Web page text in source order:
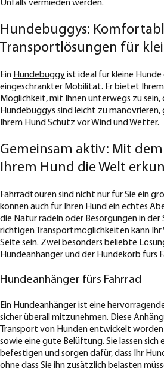
Unfalls vermieden werden.
Hundebuggys:
Transportlösungen für
Ein Hundebuggyist ideal für kleine
eingeschränkter Mobilität. Er bietet
Möglichkeit, mit Ihnen unterwegs zu sein,
Hundebuggys sind leicht zu
Ihrem Hund Schutz vor Wind und Wetter.
Gemeinsam aktiv: Mit
Ihrem Hund die Welt
Fahrradtouren sind nicht nur für Sie ein
können auch für Ihren Hund ein echtes
die Natur radeln oder Besorgungen in
richtigen Transportmöglichkeiten kann Ihr
Seite sein. Zwei besonders beliebte
Hundeanhänger und der Hundekorb fürs
Hundeanhänger fürs Fahrrad
Ein Hundeanhängerist eine
sicher überall mitzunehmen. Diese
Transport von Hunden entwickelt
sowie eine gute Belüftung. Sie lassen sich
befestigen und sorgen dafür, dass Ihr
ohne dass Sie ihn zusätzlich belasten